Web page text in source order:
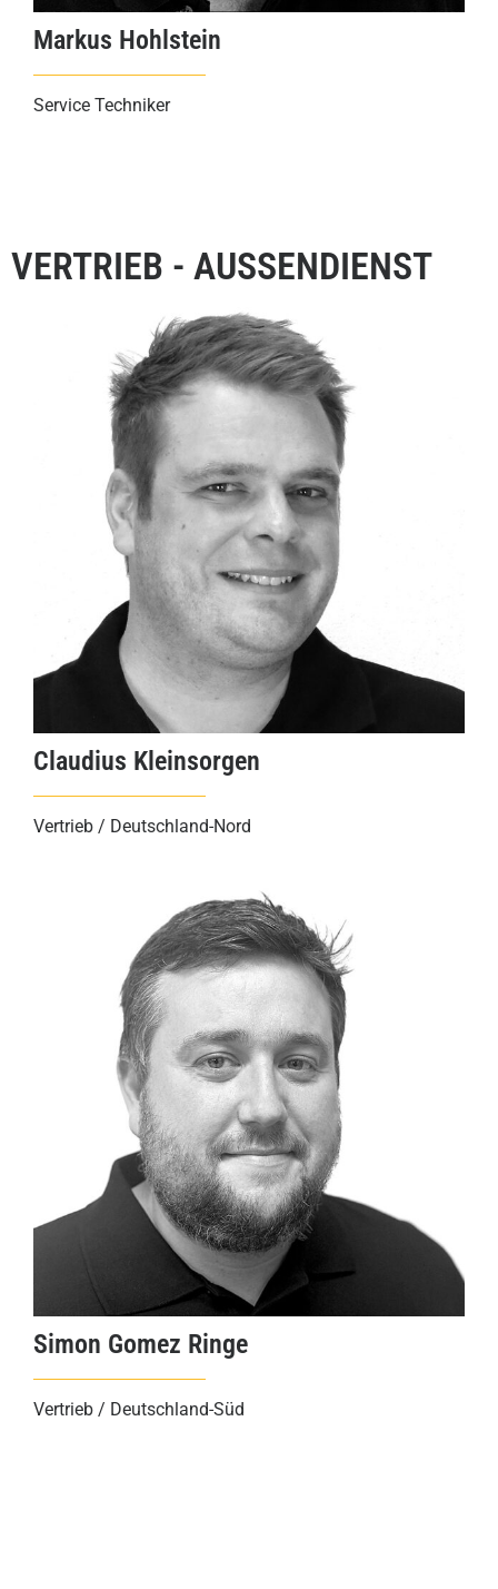
Markus Hohlstein
Service Techniker
VERTRIEB - AUSSENDIENST
Claudius Kleinsorgen
Vertrieb / Deutschland-Nord
Simon Gomez Ringe
Vertrieb / Deutschland-Süd